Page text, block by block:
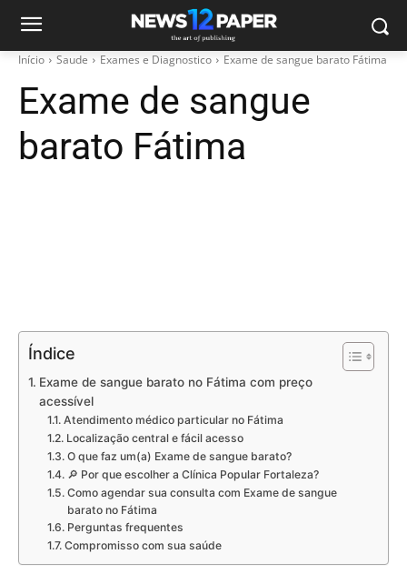
Início Saude Exames e Diagnostico Exame de sangue barato Fátima
Exame de sangue
barato Fátima
Índice
Exame de sangue barato no Fátima com preço
acessível
Atendimento médico particular no Fátima
Localização central e fácil acesso
O que faz um(a) Exame de sangue barato?
🔎 Por que escolher a Clínica Popular Fortaleza?
Como agendar sua consulta com Exame de sangue
barato no Fátima
Perguntas frequentes
Compromisso com sua saúde